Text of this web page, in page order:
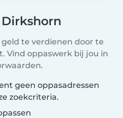
te verdienen door te
Vind oppaswerk bij jou in
geen oppasadressen
zoekcriteria.